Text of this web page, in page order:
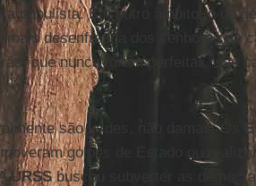
populista. Em outro âmbito, o da
desenfreada dos senhores do
que nunca foram perfeitas, são
são lordes, não damas. Os
golpes de Estado ou
URSSbuscou subverter as